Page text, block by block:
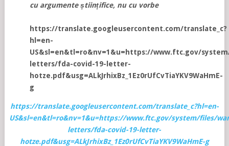
cu argumente științifice, nu cu vorbe
https://translate.googleusercontent.com/translate_c?
hl=en-
US&sl=en&tl=ro&nv=1&u=https://www.ftc.gov/
letters/fda-covid-19-letter-
hotze.pdf&usg=ALkJrhixBz_1Ez0rUfCvTiaYKV9WaHmE-
g
https://translate.googleusercontent.com/translate_c?hl=en-
US&sl=en&tl=ro&nv=1&u=https://www.ftc.gov/system/files/
letters/fda-covid-19-letter-
hotze.pdf&usg=ALkJrhixBz_1Ez0rUfCvTiaYKV9WaHmE-g